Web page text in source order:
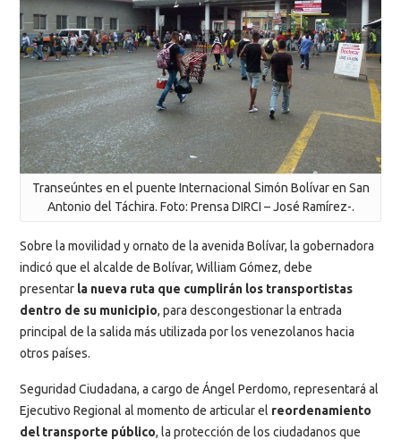
Transeúntes en el puente Internacional Simón Bolívar en San
Antonio del Táchira. Foto: Prensa DIRCI – José Ramírez-.
Sobre la movilidad y ornato de la avenida Bolívar, la gobernadora
indicó que el alcalde de Bolívar, William Gómez, debe
presentar la nueva ruta que cumplirán los transportistas
dentro de su municipio, para descongestionar la entrada
principal de la salida más utilizada por los venezolanos hacia
otros países.
Seguridad Ciudadana, a cargo de Ángel Perdomo, representará al
Ejecutivo Regional al momento de articular el reordenamiento
del transporte público, la protección de los ciudadanos que